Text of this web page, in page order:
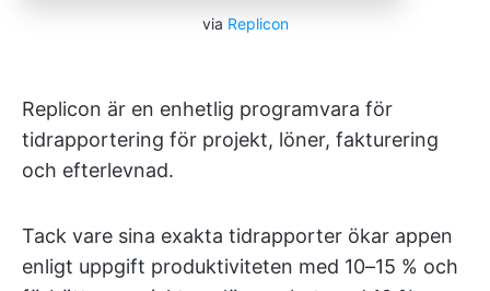
via Replicon
Replicon är en enhetlig programvara för
tidrapportering för projekt, löner, fakturering
och efterlevnad.
Tack vare sina exakta tidrapporter ökar appen
enligt uppgift produktiviteten med 10–15 % och